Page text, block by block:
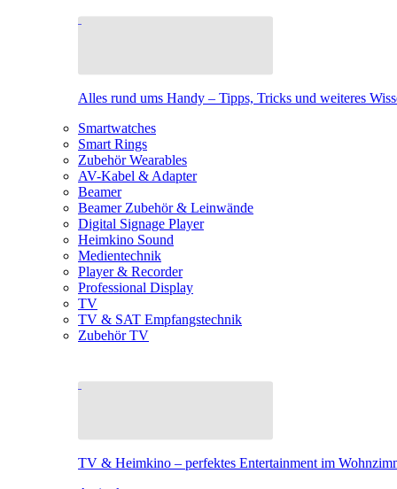
Alles rund ums Handy – Tipps, Tricks und weiteres
Smartwatches
Smart Rings
Zubehör Wearables
AV-Kabel & Adapter
Beamer
Beamer Zubehör & Leinwände
Digital Signage Player
Heimkino Sound
Medientechnik
Player & Recorder
Professional Display
TV
TV & SAT Empfangstechnik
Zubehör TV
TV & Heimkino – perfektes Entertainment im